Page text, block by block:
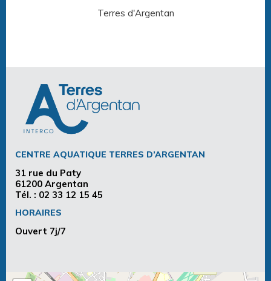
Terres d'Argentan
CENTRE AQUATIQUE TERRES D’ARGENTAN
31 rue du Paty
61200 Argentan
Tél. : 02 33 12 15 45
HORAIRES
Ouvert 7j/7